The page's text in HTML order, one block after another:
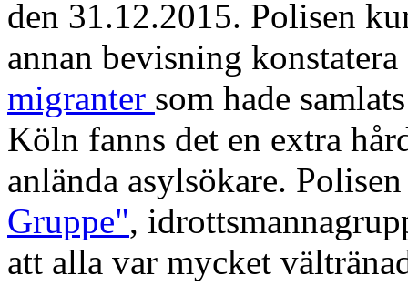
den 31.12.2015. Polisen
annan bevisning
migranter som hade
Köln fanns det en extra
anlända asylsökare.
Gruppe",
att alla var mycket